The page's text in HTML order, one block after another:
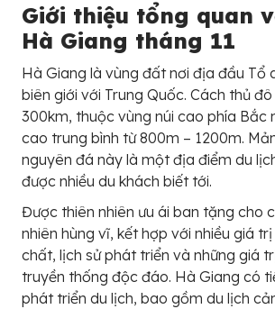
Giới thiệu tổng quan
Hà Giang tháng 11
Hà Giang là vùng đất nơi địa đầu Tổ
biên giới với Trung Quốc. Cách thủ
300km, thuộc vùng núi cao phía Bắc
cao trung bình từ 800m – 1200m.
nguyên đá này là một địa điểm du
được nhiều du khách biết tới.
Được thiên nhiên ưu ái ban tặng cho
nhiên hùng vĩ, kết hợp với nhiều giá
chất, lịch sử phát triển và những giá
truyền thống độc đáo. Hà Giang có
phát triển du lịch, bao gồm du lịch